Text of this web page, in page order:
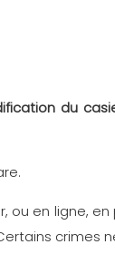
du
ou en ligne,
crimes